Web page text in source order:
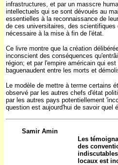
infrastructures, et par un masscre
intellectuels qui se sont dévoués au
essentielles à la reconnaissance de
de ces universitaires, des
nécessaire à la mise à fin de l'état.
Ce livre montre que la création
inconscient des conséquences
région; et par l'empire américain qui
baguenaudent entre les morts et
Le modèle de mettre à terme certains
observé par les autres chefs d'état
par les autres pays potentiellement
question est aujourd'hui de savoir
Samir Amin
Les
des
locaux est